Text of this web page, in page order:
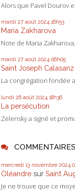
Alors que Pavel Dourov
mardi 27 août 2024 16h53
Maria Zakharova
Note de Maria
mardi 27 août 2024 06h05
Saint Joseph Calasanz
La congrégation fondée
lundi 26 août 2024 18h36
La persécution
Zelensky a signé et
mercredi 13 novembre 2024
Oléandre sur Saint
Je ne trouve que ce